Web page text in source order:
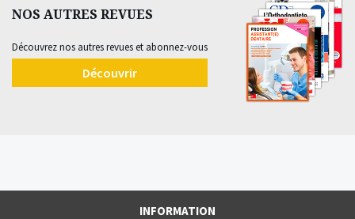
NOS AUTRES REVUES
Découvrez nos autres revues et abonnez-vous
Découvrir
INFORMATION